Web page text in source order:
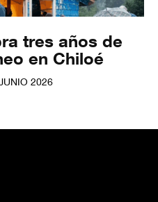
tres años de
en Chiloé
2026